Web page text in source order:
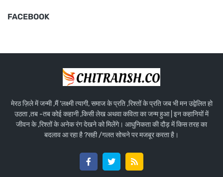
FACEBOOK
मेरठ ज़िले में जन्मी ,मैं 'लक्ष्मी त्यागी, समाज के प्रति ,रिश्तों के प्रति जब भी मन उद्वेलित हो
उठता ,तब -तब कोई कहानी ,किसी लेख अथवा कविता का जन्म हुआ | इन कहानियों में
जीवन के ,रिश्तों के अनेक रंग देखने को मिलेंगे। आधुनिकता की दौड़ में किस तरह का
बदलाव आ रहा है ?सही /गलत सोचने पर मजबूर करता है।